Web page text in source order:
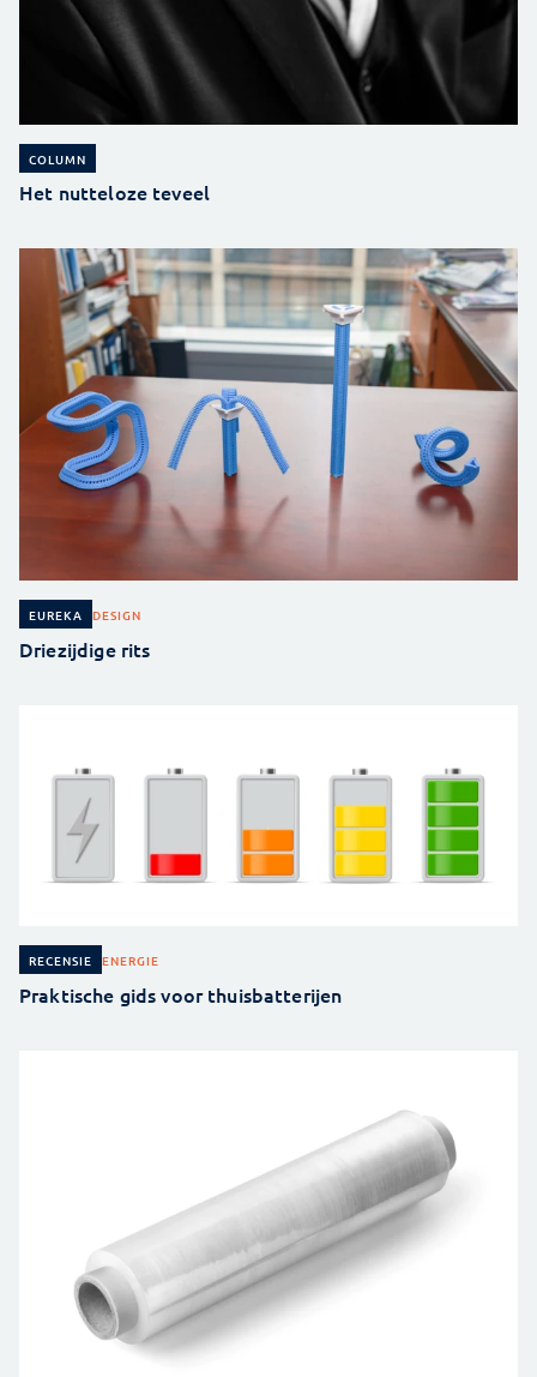
COLUMN
Het nutteloze teveel
EUREKA DESIGN
Driezijdige rits
RECENSIE ENERGIE
Praktische gids voor thuisbatterijen